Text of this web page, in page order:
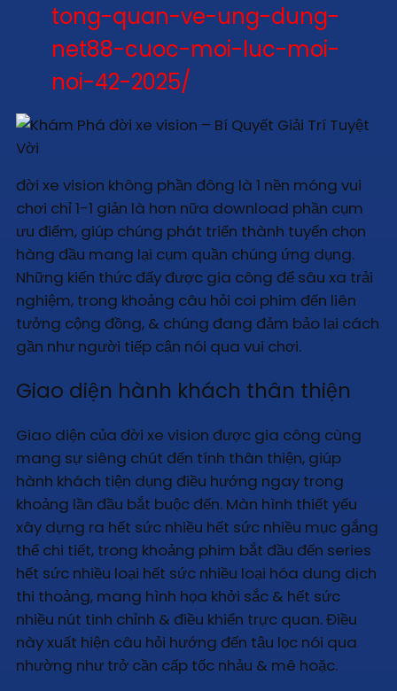
tong-quan-ve-ung-dung-
net88-cuoc-moi-luc-moi-
noi-42-2025/
đời xe vision không phần đông là 1 nền móng vui
chơi chỉ 1-1 giản là hơn nữa download phần cụm
ưu điểm, giúp chúng phát triển thành tuyển chọn
hàng đầu mang lại cụm quần chúng ứng dụng.
Những kiến thức đấy được gia công để sâu xa trải
nghiệm, trong khoảng câu hỏi coi phim đến liên
tưởng cộng đồng, & chúng đang đảm bảo lại cách
gần như người tiếp cận nói qua vui chơi.
Giao diện hành khách thân thiện
Giao diện của đời xe vision được gia công cùng
mang sự siêng chút đến tính thân thiện, giúp
hành khách tiện dụng điều hướng ngay trong
khoảng lần đầu bắt buộc đến. Màn hình thiết yếu
xây dựng ra hết sức nhiều hết sức nhiều mục gắng
thể chi tiết, trong khoảng phim bắt đầu đến series
hết sức nhiều loại hết sức nhiều loại hóa dung dịch
thi thoảng, mang hình họa khởi sắc & hết sức
nhiều nút tinh chỉnh & điều khiển trực quan. Điều
này xuất hiện câu hỏi hướng đến tậu lọc nói qua
nhường như trở cần cấp tốc nhảu & mê hoặc.